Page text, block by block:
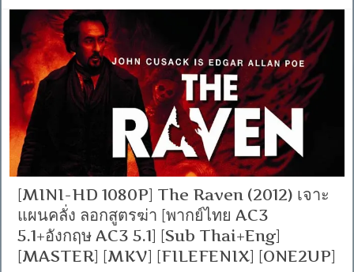
[MINI-HD 1080P] The Raven (2012) เจาะ
แผนคลั่ง ลอกสูตรฆ่า [พากย์ไทย AC3
5.1+อังกฤษ AC3 5.1] [Sub Thai+Eng]
[MASTER] [MKV] [FILEFENIX] [ONE2UP]